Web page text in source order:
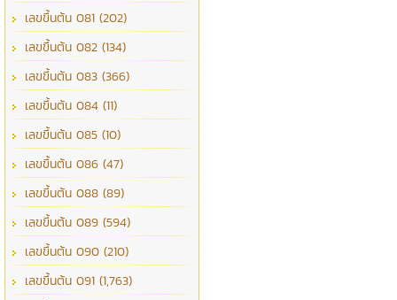
เลขขึ้นต้น 081 (202)
เลขขึ้นต้น 082 (134)
เลขขึ้นต้น 083 (366)
เลขขึ้นต้น 084 (11)
เลขขึ้นต้น 085 (10)
เลขขึ้นต้น 086 (47)
เลขขึ้นต้น 088 (89)
เลขขึ้นต้น 089 (594)
เลขขึ้นต้น 090 (210)
เลขขึ้นต้น 091 (1,763)